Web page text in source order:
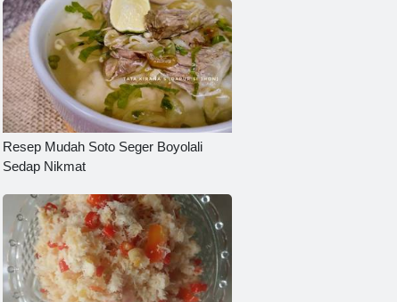
Resep Mudah Soto Seger Boyolali
Sedap Nikmat